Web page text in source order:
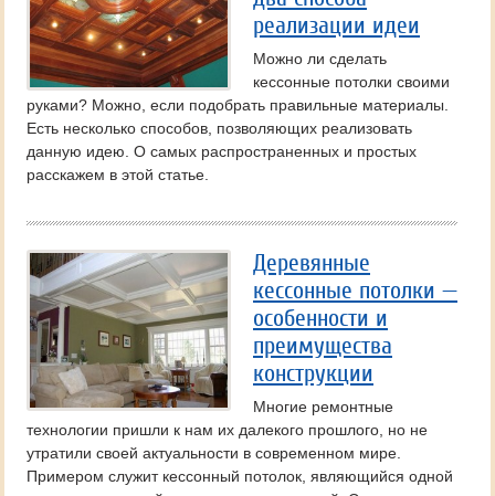
реализации идеи
Можно ли сделать
кессонные потолки своими
руками? Можно, если подобрать правильные материалы.
Есть несколько способов, позволяющих реализовать
данную идею. О самых распространенных и простых
расскажем в этой статье.
Деревянные
кессонные потолки —
особенности и
преимущества
конструкции
Многие ремонтные
технологии пришли к нам их далекого прошлого, но не
утратили своей актуальности в современном мире.
Примером служит кессонный потолок, являющийся одной